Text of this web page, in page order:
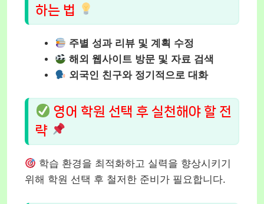
하는 법
주별 성과 리뷰 및 계획 수정
해외 웹사이트 방문 및 자료 검색
외국인 친구와 정기적으로 대화
영어 학원 선택 후 실천해야 할 전
략
학습 환경을 최적화하고 실력을 향상시키기
위해 학원 선택 후 철저한 준비가 필요합니다.